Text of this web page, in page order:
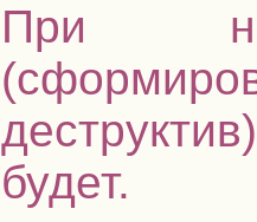
При
будет.